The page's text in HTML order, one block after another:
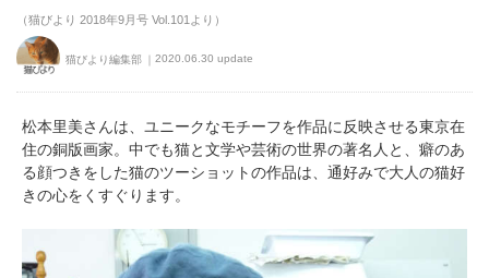
（猫びより 2018年9月号 Vol.101より）
猫びより編集部 2020.06.30 update
松本里美さんは、ユニークなモチーフを作品に反映させる東京在
住の銅版画家。中でも猫と文学や芸術の世界の著名人と、癖のあ
る顔つきをした猫のツーショットの作品は、通好みで大人の猫好
きの心をくすぐります。